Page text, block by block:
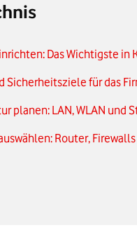
Das Wichtigste in
Sicherheitsziele für das
planen: LAN, WLAN und
Router,
einrichten